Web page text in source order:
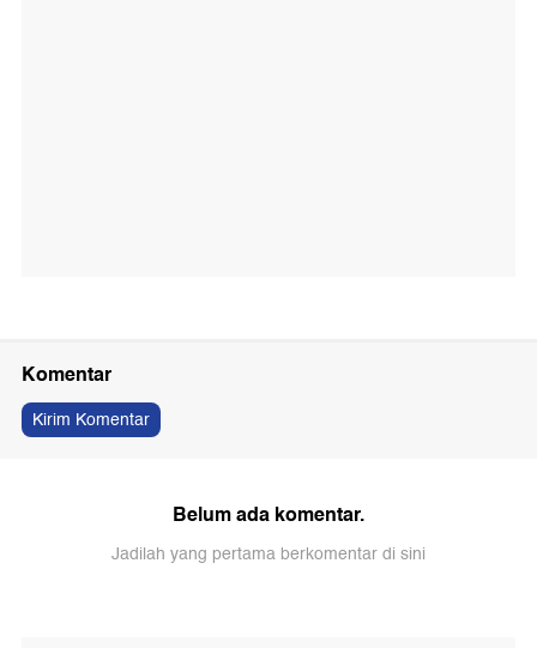
Komentar
Kirim Komentar
Belum ada komentar.
Jadilah yang pertama berkomentar di sini